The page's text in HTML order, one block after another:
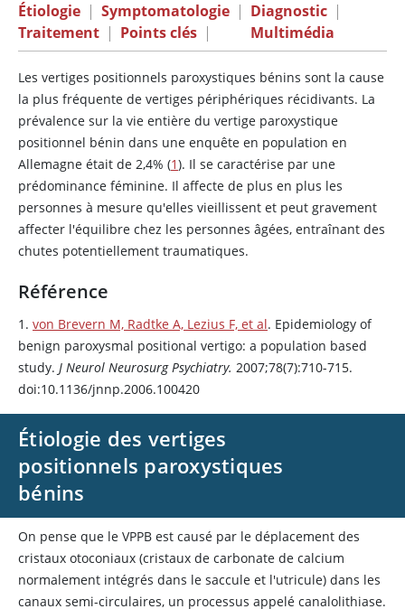
Étiologie | Symptomatologie | Diagnostic |
Traitement | Points clés | Multimédia
Les vertiges positionnels paroxystiques bénins sont la cause
la plus fréquente de vertiges périphériques récidivants. La
prévalence sur la vie entière du vertige paroxystique
positionnel bénin dans une enquête en population en
Allemagne était de 2,4% (1). Il se caractérise par une
prédominance féminine. Il affecte de plus en plus les
personnes à mesure qu'elles vieillissent et peut gravement
affecter l'équilibre chez les personnes âgées, entraînant des
chutes potentiellement traumatiques.
Référence
1. von Brevern M, Radtke A, Lezius F, et al. Epidemiology of
benign paroxysmal positional vertigo: a population based
study. J Neurol Neurosurg Psychiatry. 2007;78(7):710-715.
doi:10.1136/jnnp.2006.100420
Étiologie des vertiges
positionnels paroxystiques
bénins
On pense que le VPPB est causé par le déplacement des
cristaux otoconiaux (cristaux de carbonate de calcium
normalement intégrés dans le saccule et l'utricule) dans les
canaux semi-circulaires, un processus appelé canalolithiase.